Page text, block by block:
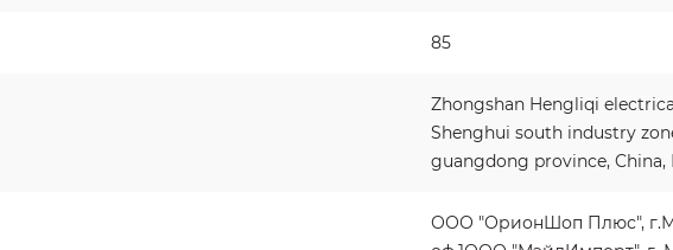
85
Zhongshan Hengliqi
Shenghui south industry
guangdong province, China,
ООО "ОрионШоп Плюс",